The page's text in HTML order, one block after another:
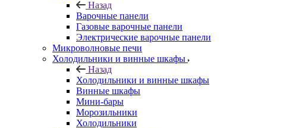
Назад
Варочные панели
Газовые варочные панели
Электрические варочные панели
Микроволновые печи
Холодильники и винные шкафы
Назад
Холодильники и винные шкафы
Винные шкафы
Мини-бары
Морозильники
Холодильники